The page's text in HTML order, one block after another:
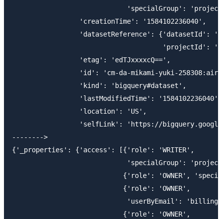
'specialGroup':
                 'creationTime': '1584102236040',
'datasetReference': {'datasetId':
'projectId':
                 'etag': 'edTJxxxxcQ==',
'id': 'cm-da-mikami-yuki-
                 'kind': 'bigquery#dataset',
                 'lastModifiedTime': '1584102236040',
                 'location': 'US',
'selfLink': 'https://
-------->
{'_properties': {'access': [{'role': 'WRITER',
'specialGroup':
{'role': 'OWNER',
                            {'role': 'OWNER',
'userByEmail':
                            {'role': 'OWNER',